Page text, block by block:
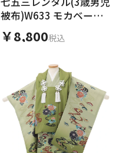
被布)W633 モカベージ
ュ 松 竹 花
￥8,800税込